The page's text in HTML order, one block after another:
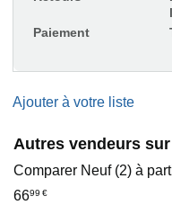
Paiement
Ajouter à votre liste
Autres vendeurs
Comparer Neuf (2) à
6699 €